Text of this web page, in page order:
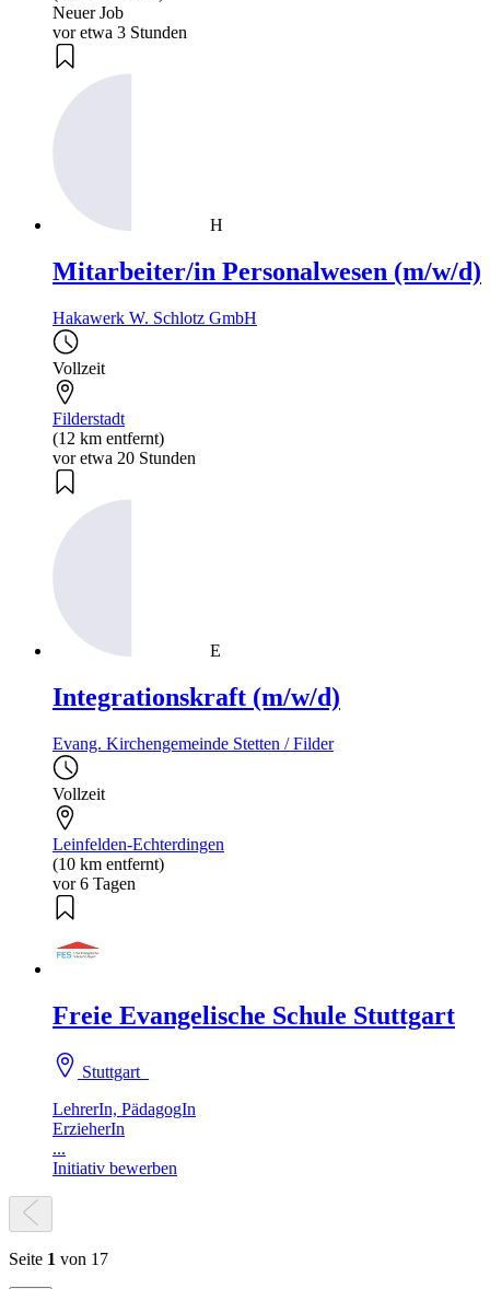
Neuer Job
vor etwa 3 Stunden
H
Mitarbeiter/in Personalwesen (m/w/d)
Hakawerk W. Schlotz GmbH
Vollzeit
Filderstadt
(12 km entfernt)
vor etwa 20 Stunden
E
Integrationskraft (m/w/d)
Evang. Kirchengemeinde Stetten / Filder
Vollzeit
Leinfelden-Echterdingen
(10 km entfernt)
vor 6 Tagen
Freie Evangelische Schule Stuttgart
Stuttgart
LehrerIn, PädagogIn
ErzieherIn
...
Initiativ bewerben
Seite 1 von 17